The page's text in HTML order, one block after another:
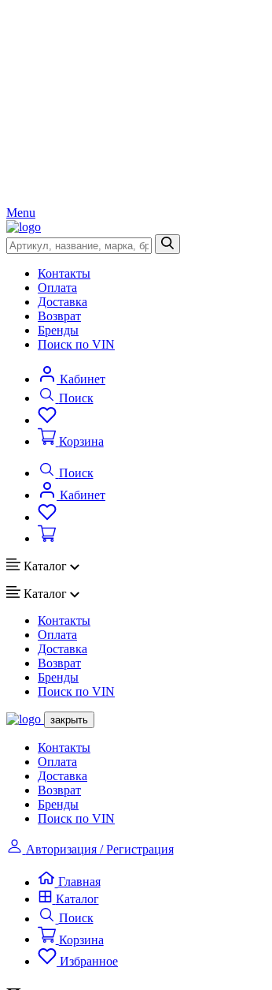
Menu
Контакты
Оплата
Доставка
Возврат
Бренды
Поиск по VIN
Кабинет
Поиск
Корзина
Поиск
Кабинет
Каталог
Каталог
Контакты
Оплата
Доставка
Возврат
Бренды
Поиск по VIN
закрыть
Контакты
Оплата
Доставка
Возврат
Бренды
Поиск по VIN
Авторизация / Регистрация
Главная
Каталог
Поиск
Корзина
Избранное